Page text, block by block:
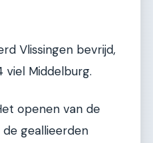
Vlissingen bevrijd,
viel Middelburg.
openen van de
geallieerden